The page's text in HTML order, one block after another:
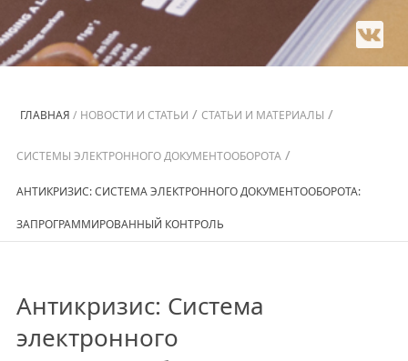
ГЛАВНАЯ / НОВОСТИ И СТАТЬИ / СТАТЬИ И МАТЕРИАЛЫ /
СИСТЕМЫ ЭЛЕКТРОННОГО ДОКУМЕНТООБОРОТА /
АНТИКРИЗИС: СИСТЕМА ЭЛЕКТРОННОГО ДОКУМЕНТООБОРОТА:
ЗАПРОГРАММИРОВАННЫЙ КОНТРОЛЬ
Антикризис: Система
электронного